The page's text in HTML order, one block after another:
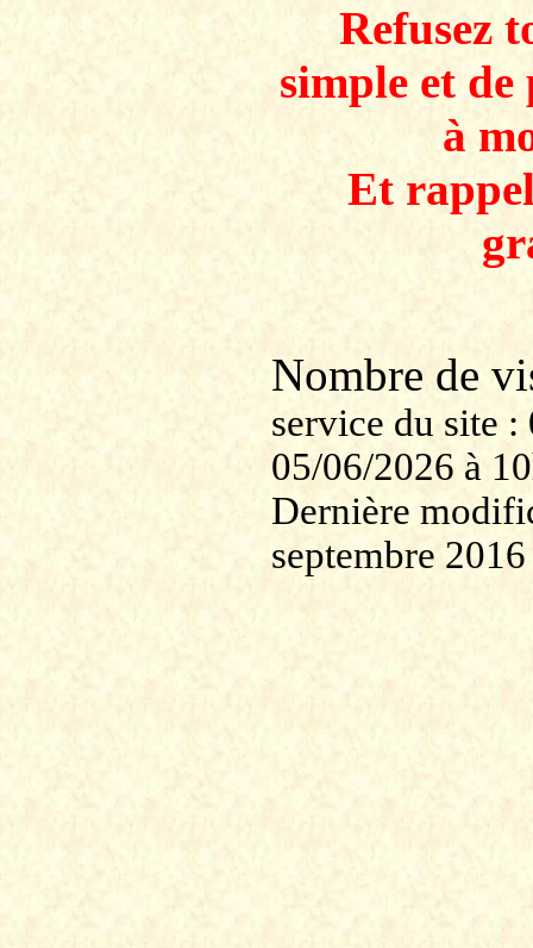
Refusez
simple et
à
Et
Nombre de
service du site
05/06/2026 à
Dernière
septembre